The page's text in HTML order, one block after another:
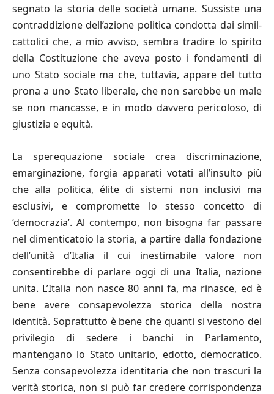
segnato la storia delle società umane. Sussiste una
contraddizione dell’azione politica condotta dai simil-
cattolici che, a mio avviso, sembra tradire lo spirito
della Costituzione che aveva posto i fondamenti di
uno Stato sociale ma che, tuttavia, appare del tutto
prona a uno Stato liberale, che non sarebbe un male
se non mancasse, e in modo davvero pericoloso, di
giustizia e equità.
La sperequazione sociale crea discriminazione,
emarginazione, forgia apparati votati all’insulto più
che alla politica, élite di sistemi non inclusivi ma
esclusivi, e compromette lo stesso concetto di
‘democrazia’. Al contempo, non bisogna far passare
nel dimenticatoio la storia, a partire dalla fondazione
dell’unità d’Italia il cui inestimabile valore non
consentirebbe di parlare oggi di una Italia, nazione
unita. L’Italia non nasce 80 anni fa, ma rinasce, ed è
bene avere consapevolezza storica della nostra
identità. Soprattutto è bene che quanti si vestono del
privilegio di sedere i banchi in Parlamento,
mantengano lo Stato unitario, edotto, democratico.
Senza consapevolezza identitaria che non trascuri la
verità storica, non si può far credere corrispondenza